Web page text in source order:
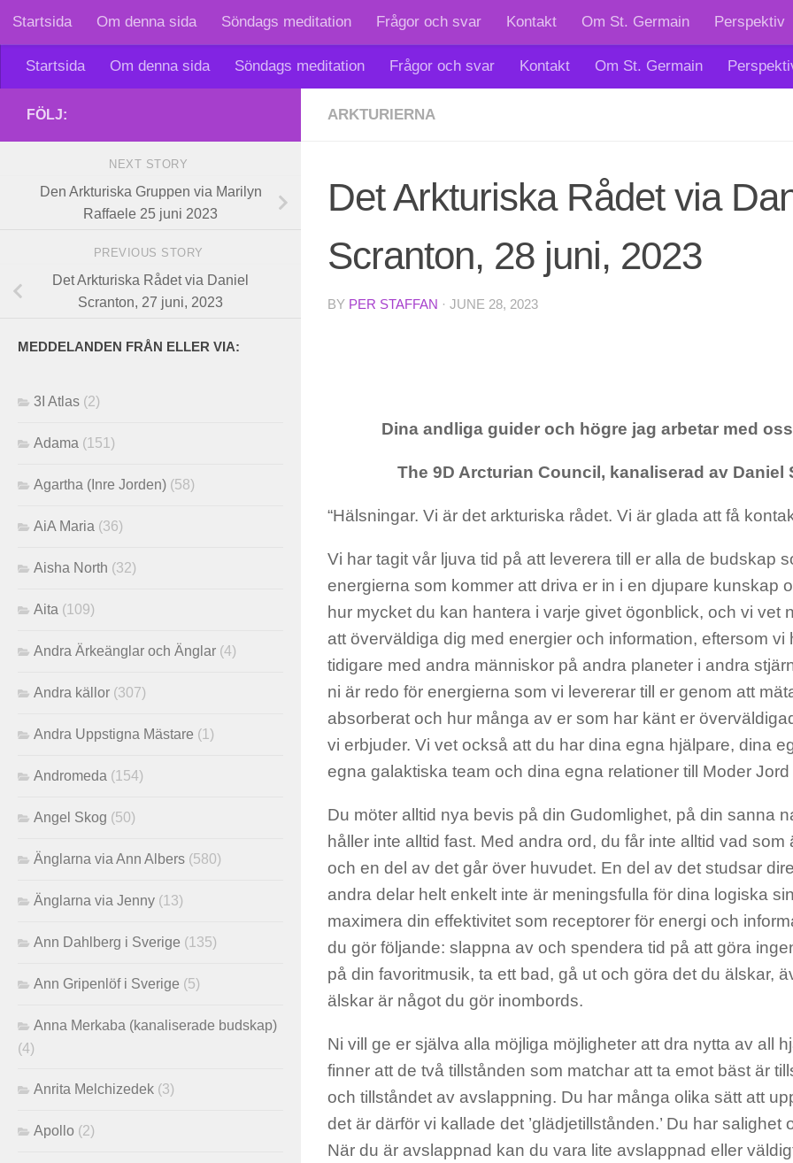
Skip to content
Startsida Om denna sida Söndags meditation Frågor och svar Kontakt Om St. Germain Perspektiv
Startsida Om denna sida Söndags meditation Frågor och svar Kontakt Om St. Germain
ARKTURIERNA
Det Arkturiska Rådet via
Scranton, 28 juni, 2023
BY PER STAFFAN · JUNE 28, 2023
Dina andliga guider och högre jag arbetar med
The 9D Arcturian Council, kanaliserad av Daniel
“Hälsningar. Vi är det arkturiska rådet. Vi är glada att få
Vi har tagit vår ljuva tid på att leverera till er alla de budskap
energierna som kommer att driva er in i en djupare kunskap
hur mycket du kan hantera i varje givet ögonblick, och vi vet
att överväldiga dig med energier och information, eftersom vi
tidigare med andra människor på andra planeter i andra
ni är redo för energierna som vi levererar till er genom att
absorberat och hur många av er som har känt er
vi erbjuder. Vi vet också att du har dina egna hjälpare, dina
egna galaktiska team och dina egna relationer till Moder
Du möter alltid nya bevis på din Gudomlighet, på din sanna
håller inte alltid fast. Med andra ord, du får inte alltid vad som
och en del av det går över huvudet. En del av det studsar
andra delar helt enkelt inte är meningsfulla för dina logiska
maximera din effektivitet som receptorer för energi och
du gör följande: slappna av och spendera tid på att göra
på din favoritmusik, ta ett bad, gå ut och göra det du älskar,
älskar är något du gör inombords.
Ni vill ge er själva alla möjliga möjligheter att dra nytta av all
finner att de två tillstånden som matchar att ta emot bäst är
och tillståndet av avslappning. Du har många olika sätt att
det är därför vi kallade det ’glädjetillstånden.’ Du har salighet
När du är avslappnad kan du vara lite avslappnad eller
FÖLJ:
NEXT STORY
Den Arkturiska Gruppen via Marilyn
Raffaele 25 juni 2023
PREVIOUS STORY
Det Arkturiska Rådet via Daniel
Scranton, 27 juni, 2023
MEDDELANDEN FRÅN ELLER VIA:
3I Atlas (2)
Adama (151)
Agartha (Inre Jorden) (58)
AiA Maria (36)
Aisha North (32)
Aita (109)
Andra Ärkeänglar och Änglar (4)
Andra källor (307)
Andra Uppstigna Mästare (1)
Andromeda (154)
Angel Skog (50)
Änglarna via Ann Albers (580)
Änglarna via Jenny (13)
Ann Dahlberg i Sverige (135)
Ann Gripenlöf i Sverige (5)
Anna Merkaba (kanaliserade budskap)
(4)
Anrita Melchizedek (3)
Apollo (2)